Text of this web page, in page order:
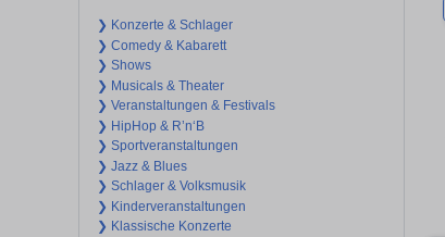
❯ Konzerte & Schlager
❯ Comedy & Kabarett
❯ Shows
❯ Musicals & Theater
❯ Veranstaltungen & Festivals
❯ HipHop & R’n‘B
❯ Sportveranstaltungen
❯ Jazz & Blues
❯ Schlager & Volksmusik
❯ Kinderveranstaltungen
❯ Klassische Konzerte